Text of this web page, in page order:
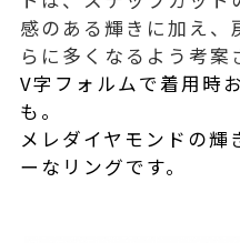
感のある輝きに加え、
らに多くなるよう考案
V字フォルムで着用時
も。
メレダイヤモンドの輝
ーなリングです。